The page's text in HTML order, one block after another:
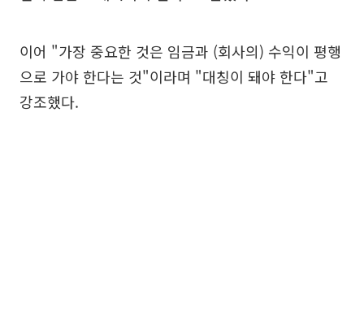
이어 "가장 중요한 것은 임금과 (회사의) 수익이 평행
으로 가야 한다는 것"이라며 "대칭이 돼야 한다"고
강조했다.